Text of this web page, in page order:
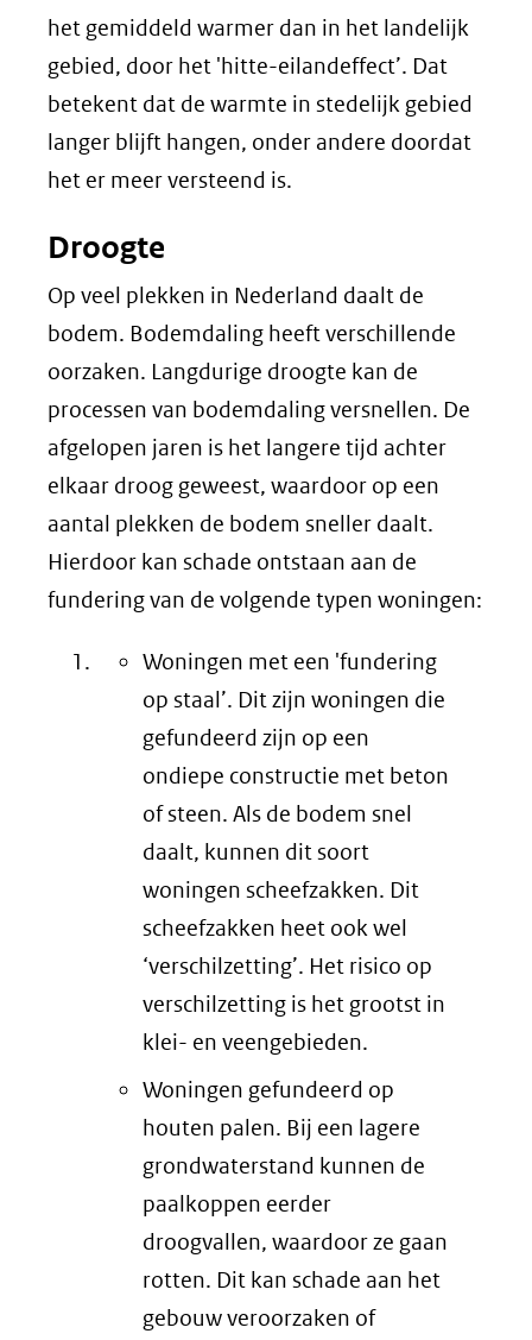
het gemiddeld warmer dan in het landelijk
gebied, door het 'hitte-eilandeffect’. Dat
betekent dat de warmte in stedelijk gebied
langer blijft hangen, onder andere doordat
het er meer versteend is.
Droogte
Op veel plekken in Nederland daalt de
bodem. Bodemdaling heeft verschillende
oorzaken. Langdurige droogte kan de
processen van bodemdaling versnellen. De
afgelopen jaren is het langere tijd achter
elkaar droog geweest, waardoor op een
aantal plekken de bodem sneller daalt.
Hierdoor kan schade ontstaan aan de
fundering van de volgende typen woningen:
Woningen met een 'fundering
op staal’. Dit zijn woningen die
gefundeerd zijn op een
ondiepe constructie met beton
of steen. Als de bodem snel
daalt, kunnen dit soort
woningen scheefzakken. Dit
scheefzakken heet ook wel
‘verschilzetting’. Het risico op
verschilzetting is het grootst in
klei- en veengebieden.
Woningen gefundeerd op
houten palen. Bij een lagere
grondwaterstand kunnen de
paalkoppen eerder
droogvallen, waardoor ze gaan
rotten. Dit kan schade aan het
gebouw veroorzaken of